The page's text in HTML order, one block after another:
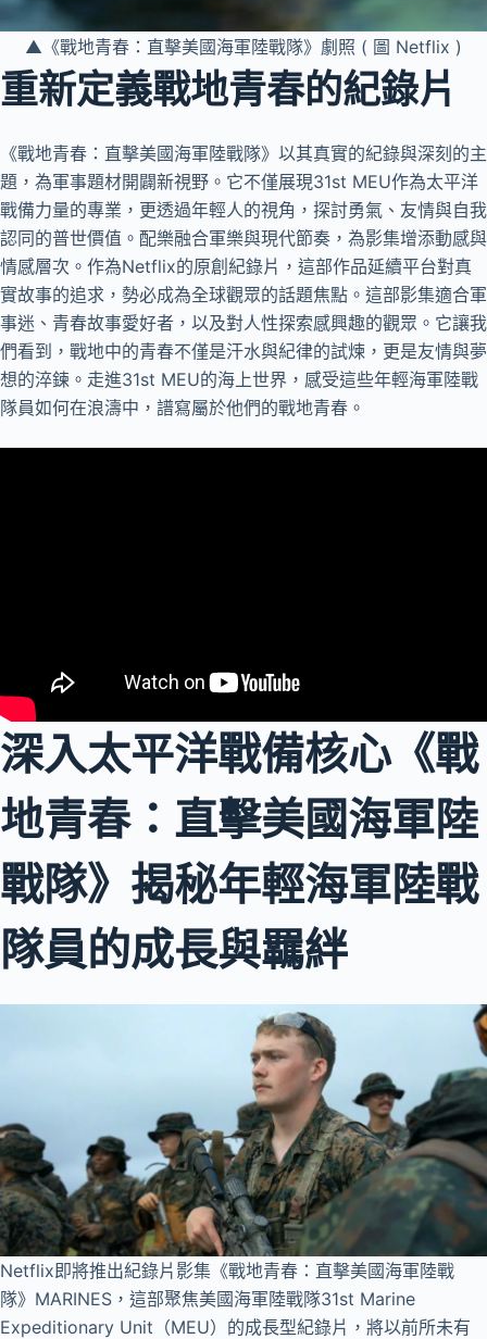
▲《戰地青春：直擊美國海軍陸戰隊》劇照 ( 圖 Netflix )
重新定義戰地青春的紀錄片
《戰地青春：直擊美國海軍陸戰隊》以其真實的紀錄與深刻的主
題，為軍事題材開闢新視野。它不僅展現31st MEU作為太平洋
戰備力量的專業，更透過年輕人的視角，探討勇氣、友情與自我
認同的普世價值。配樂融合軍樂與現代節奏，為影集增添動感與
情感層次。作為Netflix的原創紀錄片，這部作品延續平台對真
實故事的追求，勢必成為全球觀眾的話題焦點。這部影集適合軍
事迷、青春故事愛好者，以及對人性探索感興趣的觀眾。它讓我
們看到，戰地中的青春不僅是汗水與紀律的試煉，更是友情與夢
想的淬鍊。走進31st MEU的海上世界，感受這些年輕海軍陸戰
隊員如何在浪濤中，譜寫屬於他們的戰地青春。
深入太平洋戰備核心《戰
地青春：直擊美國海軍陸
戰隊》揭秘年輕海軍陸戰
隊員的成長與羈絆
Netflix即將推出紀錄片影集《戰地青春：直擊美國海軍陸戰
隊》MARINES，這部聚焦美國海軍陸戰隊31st Marine
Expeditionary Unit（MEU）的成長型紀錄片，將以前所未有